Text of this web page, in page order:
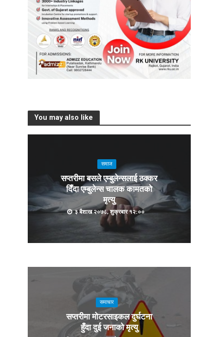
You may also like
समाज
सप्तरीमा बसले एम्बुलेन्सलाई ठक्कर
दिँदा एम्बुलेन्स चालक कामतको
मृत्यु
३ बैशाख २०७८, शुक्रबार १२:००
समाचार
सप्तरीमा मोटरसाइकल दुर्घटना
हुँदा दुई जनाको मृत्यु